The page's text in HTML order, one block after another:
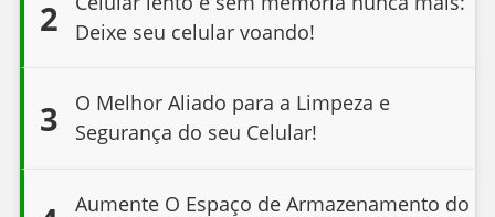
2
Deixe seu celular voando!
3
O Melhor Aliado para a Limpeza e
Segurança do seu Celular!
Aumente O Espaço de Armazenamento do